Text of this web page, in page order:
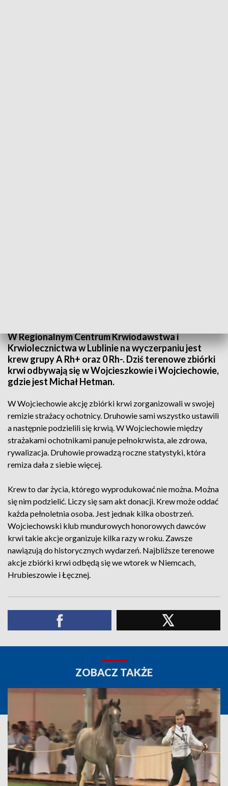
W Regionalnym Centrum Krwiodawstwa i
Krwiolecznictwa w Lublinie na wyczerpaniu jest
krew grupy A Rh+ oraz 0 Rh-. Dziś terenowe zbiórki
krwi odbywają się w Wojcieszkowie i Wojciechowie,
gdzie jest Michał Hetman.
W Wojciechowie akcję zbiórki krwi zorganizowali w swojej
remizie strażacy ochotnicy. Druhowie sami wszystko ustawili
a następnie podzielili się krwią. W Wojciechowie między
strażakami ochotnikami panuje pełnokrwista, ale zdrowa,
rywalizacja. Druhowie prowadzą roczne statystyki, która
remiza dała z siebie więcej.
Krew to dar życia, którego wyprodukować nie można. Można
się nim podzielić. Liczy się sam akt donacji. Krew może oddać
każda pełnoletnia osoba. Jest jednak kilka obostrzeń.
Wojciechowski klub mundurowych honorowych dawców
krwi takie akcje organizuje kilka razy w roku. Zawsze
nawiązują do historycznych wydarzeń. Najbliższe terenowe
akcje zbiórki krwi odbędą się we wtorek w Niemcach,
Hrubieszowie i Łęcznej.
ZOBACZ TAKŻE